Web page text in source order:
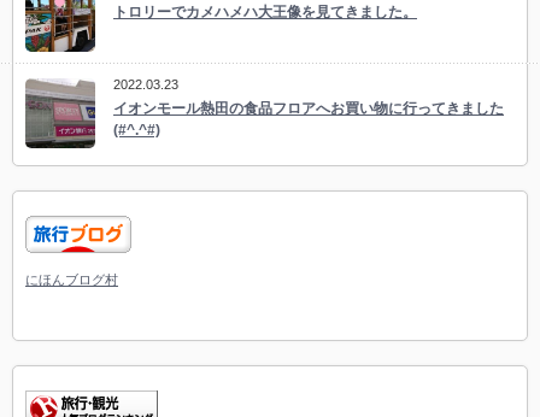
トロリーでカメハメハ大王像を見てきました。
2022.03.23
イオンモール熱田の食品フロアへお買い物に行ってきました
(#^.^#)
にほんブログ村